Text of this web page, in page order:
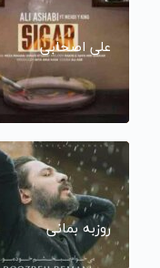
علی اصحابی
روزبه بمانی